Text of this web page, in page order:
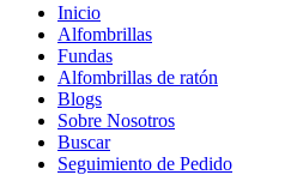
Inicio
Alfombrillas
Fundas
Alfombrillas de ratón
Blogs
Sobre Nosotros
Buscar
Seguimiento de Pedido